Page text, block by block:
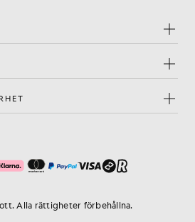
Alla rättigheter förbehållna.